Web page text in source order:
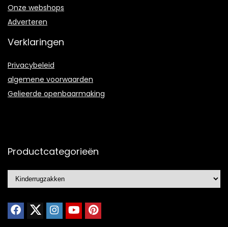
Onze webshops
Adverteren
Verklaringen
Privacybeleid
algemene voorwaarden
Gelieerde openbaarmaking
Productcategorieën